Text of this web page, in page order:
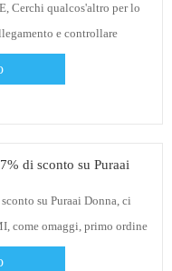
Cerchi qualcos'altro per lo
e controllare
di sconto su Puraai
su Puraai Donna, ci
come omaggi, primo ordine